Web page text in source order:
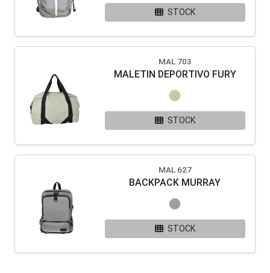
STOCK
MAL 703
MALETIN DEPORTIVO FURY
STOCK
MAL 627
BACKPACK MURRAY
STOCK